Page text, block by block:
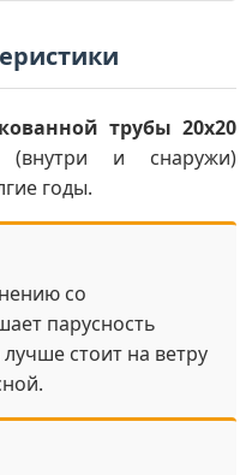
трубы 20х20
и снаружи)
годы.
со
парусность
стоит на ветру